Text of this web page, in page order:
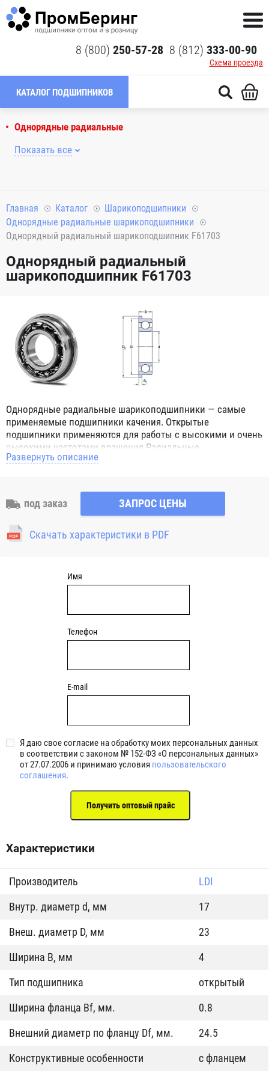
8 (800) 250-57-28 8 (812) 333-00-90
Схема проезда
КАТАЛОГ ПОДШИПНИКОВ
Однорядные радиальные
Показать все
Главная Каталог
Шарикоподшипники
Однорядные радиальные шарикоподшипники
Однорядный радиальный шарикоподшипник F61703
Однорядный радиальный
шарикоподшипник F61703
Однорядные радиальные шарикоподшипники — самые
применяемые подшипники качения. Открытые
подшипники применяются для работы с высокими и очень
высокими частотами вращения.Радиальные
шарикоподшипники обозначением 2Z ZZ с обеих сторон
обозначением 2RS 2RS1 2RSH 2RSR имеют с обеих сторон
контактные уплотнения из бутадиен-нитрильного каучука
(NBR) и пригодны для средних частот вращения. Также
поставляются подшипники с бесконтактными
Развернуть описание
под заказ ЗАПРОС ЦЕНЫ
Скачать характеристики в PDF
Имя
Телефон
E-mail
Я даю свое согласие на обработку моих персональных данных
в соответствии с законом № 152-ФЗ «О персональных данных»
от 27.07.2006 и принимаю условия пользовательского
соглашения.
Характеристики
Производитель
LDI
Внутр. диаметр d, мм
17
Внеш. диаметр D, мм
23
Ширина B, мм
4
Тип подшипника
открытый
Ширина фланца Bf, мм.
0.8
Внешний диаметр по фланцу Df, мм.
24.5
Конструктивные особенности
с фланцем